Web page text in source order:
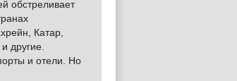
обстреливает
Катар,
другие.
и отели. Но